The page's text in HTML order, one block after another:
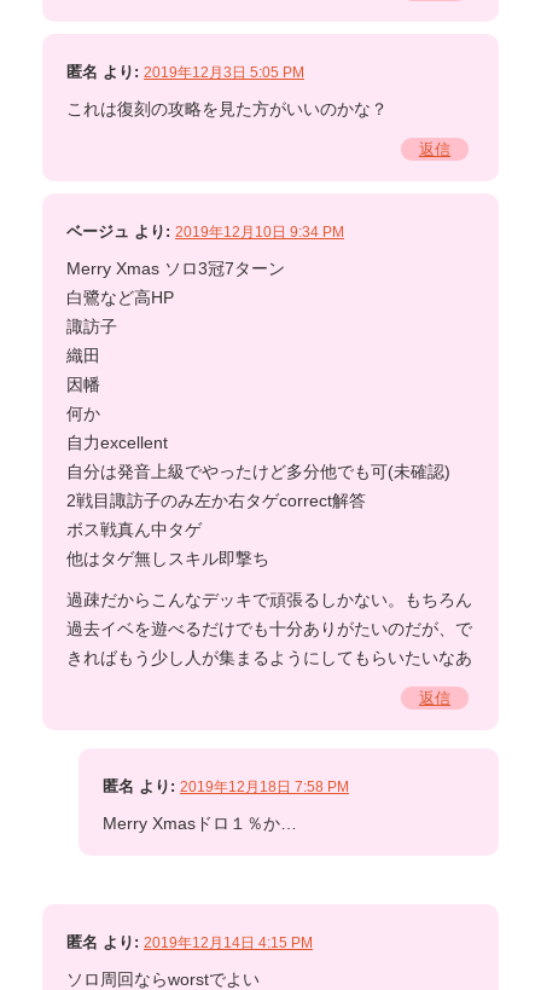
匿名 より: 2019年12月3日 5:05 PM
これは復刻の攻略を見た方がいいのかな？
返信
ベージュ より: 2019年12月10日 9:34 PM
Merry Xmas ソロ3冠7ターン
白鷺など高HP
諏訪子
織田
因幡
何か
自力excellent
自分は発音上級でやったけど多分他でも可(未確認)
2戦目諏訪子のみ左か右タゲcorrect解答
ボス戦真ん中タゲ
他はタゲ無しスキル即撃ち
過疎だからこんなデッキで頑張るしかない。もちろん
過去イベを遊べるだけでも十分ありがたいのだが、で
きればもう少し人が集まるようにしてもらいたいなあ
返信
匿名 より: 2019年12月18日 7:58 PM
Merry Xmasドロ１％か…
匿名 より: 2019年12月14日 4:15 PM
ソロ周回ならworstでよい